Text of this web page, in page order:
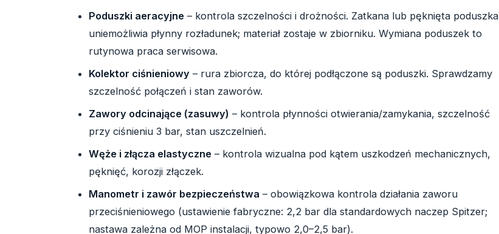
Poduszki aeracyjne – kontrola szczelności i drożności. Zatkana lub pęknięta poduszka
uniemożliwia płynny rozładunek; materiał zostaje w zbiorniku. Wymiana poduszek to
rutynowa praca serwisowa.
Kolektor ciśnieniowy – rura zbiorcza, do której podłączone są poduszki. Sprawdzamy
szczelność połączeń i stan zaworów.
Zawory odcinające (zasuwy) – kontrola płynności otwierania/zamykania, szczelność
przy ciśnieniu 3 bar, stan uszczelnień.
Węże i złącza elastyczne – kontrola wizualna pod kątem uszkodzeń mechanicznych,
pęknięć, korozji złączek.
Manometr i zawór bezpieczeństwa – obowiązkowa kontrola działania zaworu
przeciśnieniowego (ustawienie fabryczne: 2,2 bar dla standardowych naczep Spitzer;
nastawa zależna od MOP instalacji, typowo 2,0–2,5 bar).